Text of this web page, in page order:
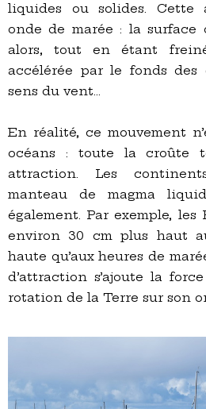
liquides ou solides. Cette
onde de marée : la surface
alors, tout en étant
accélérée par le fonds des
sens du vent…
En réalité, ce mouvement
océans : toute la croûte
attraction. Les
manteau de magma
également. Par exemple,
environ 30 cm plus haut
haute qu’aux heures de
d’attraction s’ajoute la
rotation de la Terre sur son